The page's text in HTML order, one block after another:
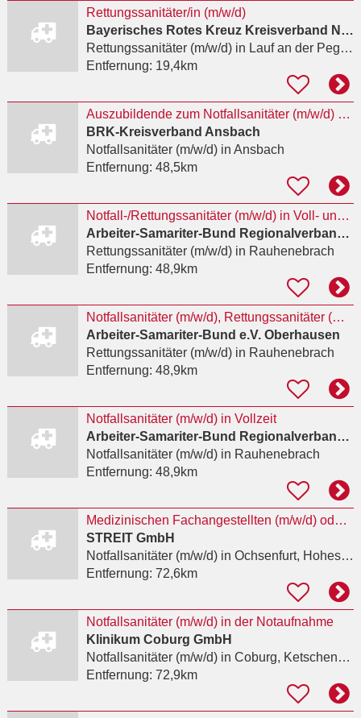
Rettungssanitäter/in (m/w/d)
Bayerisches Rotes Kreuz Kreisverband Nürnberger Land
Rettungssanitäter (m/w/d)in Lauf an der Pegnitz, Heuchling
Entfernung: 19,4km
Auszubildende zum Notfallsanitäter (m/w/d) 2027
BRK-Kreisverband Ansbach
Notfallsanitäter (m/w/d)in Ansbach
Entfernung: 48,5km
Notfall-/Rettungssanitäter (m/w/d) in Voll- und Teilzeit
Arbeiter-Samariter-Bund Regionalverband Würzburg-Mainfranken e.V.
Rettungssanitäter (m/w/d)in Rauhenebrach
Entfernung: 48,9km
Notfallsanitäter (m/w/d), Rettungssanitäter (m/w/d)
Arbeiter-Samariter-Bund e.V. Oberhausen
Rettungssanitäter (m/w/d)in Rauhenebrach
Entfernung: 48,9km
Notfallsanitäter (m/w/d) in Vollzeit
Arbeiter-Samariter-Bund Regionalverband Würzburg-Mainfranken e.V.
Notfallsanitäter (m/w/d)in Rauhenebrach
Entfernung: 48,9km
Medizinischen Fachangestellten (m/w/d) oder Notfallsanitäter (Rettungsassistent) (m/w/d)
STREIT GmbH
Notfallsanitäter (m/w/d)in Ochsenfurt, Hohestadt
Entfernung: 72,6km
Notfallsanitäter (m/w/d) in der Notaufnahme
Klinikum Coburg GmbH
Notfallsanitäter (m/w/d)in Coburg, Ketschendorf
Entfernung: 72,9km